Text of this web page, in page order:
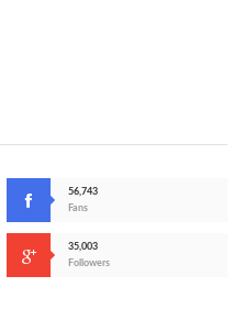
56,743
Fans
35,003
Followers